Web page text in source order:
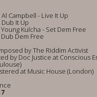
Al Campbell - Live It Up
Dub It Up
Young Kulcha - Set Dem Free
Dub Dem Free
by The Riddim Activist
by Doc Justice at Conscious
at Music House (London)